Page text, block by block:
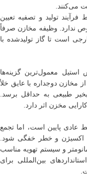
می‌کنند.
تولید و تصفیه تعیین
ندارد. وظیفه مخازن صرفاً
است تا گاز تولیدشده با
معمول‌ترین گزینه‌ها
مخازن دوجداره با عایق خلأ
طبیعی به حداقل برسد.
مخزن اثر دارد.
عادی پایین است، اما تجمع
اکسیژن و خطر خفگی شود.
و سیستم تهویه مناسب
بین‌المللی برای